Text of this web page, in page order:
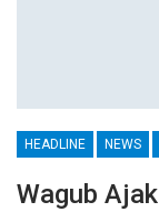
HEADLINE NEWS
Wagub